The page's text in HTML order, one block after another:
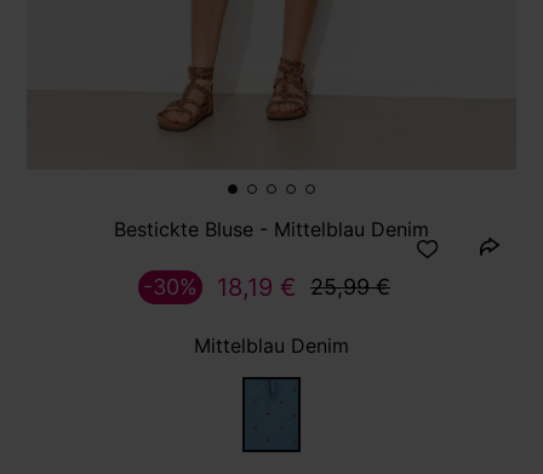
Bestickte Bluse - Mittelblau Denim
18,19 € 25,99 €
-30%
Mittelblau Denim